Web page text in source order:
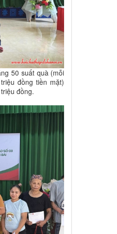
50 suất quà (mỗi
đồng tiền mặt)
đồng.